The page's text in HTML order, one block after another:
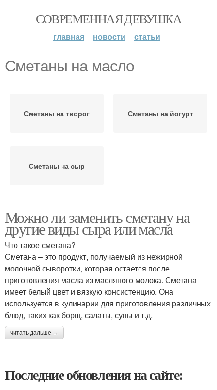
СОВРЕМЕННАЯ ДЕВУШКА
главная новости статьи
Сметаны на масло
Сметаны на творог Сметаны на йогурт
Сметаны на сыр
Можно ли заменить сметану на
другие виды сыра или масла
Что такое сметана?
Сметана – это продукт, получаемый из нежирной
молочной сыворотки, которая остается после
приготовления масла из масляного молока. Сметана
имеет белый цвет и вязкую консистенцию. Она
используется в кулинарии для приготовления различных
блюд, таких как борщ, салаты, супы и т.д.
читать дальше →
Последние обновления на сайте: